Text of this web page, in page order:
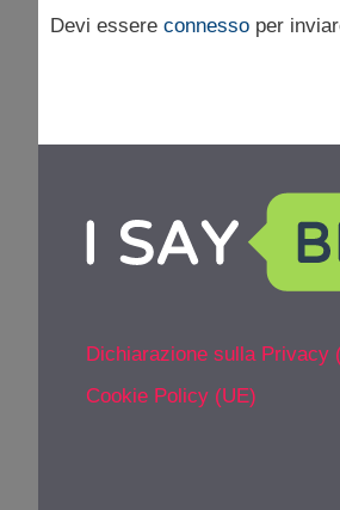
Devi essere connesso per
Dichiarazione sulla Privacy
Cookie Policy (UE)